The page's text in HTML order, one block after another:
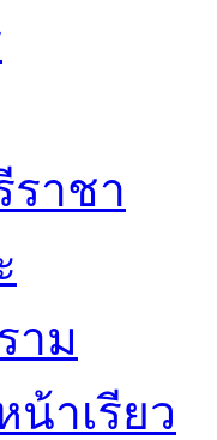
าชา
าม
าเรียว